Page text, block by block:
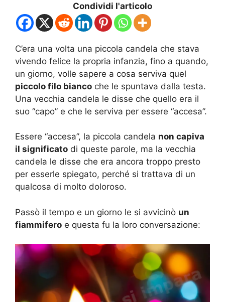
Condividi l'articolo
C’era una volta una piccola candela che stava
vivendo felice la propria infanzia, fino a quando,
un giorno, volle sapere a cosa serviva quel
piccolo filo bianco che le spuntava dalla testa.
Una vecchia candela le disse che quello era il
suo “capo” e che le serviva per essere “accesa”.
Essere “accesa”, la piccola candela non capiva
il significato di queste parole, ma la vecchia
candela le disse che era ancora troppo presto
per esserle spiegato, perché si trattava di un
qualcosa di molto doloroso.
Passò il tempo e un giorno le si avvicinò un
fiammifero e questa fu la loro conversazione: